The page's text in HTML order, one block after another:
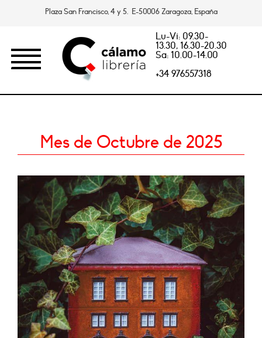
Plaza San Francisco, 4 y 5. E-50006 Zaragoza, España
Lu-Vi: 09.30-
13.30, 16.30-20.30
Sa: 10.00-14.00
+34 976557318
Mes de Octubre de 2025